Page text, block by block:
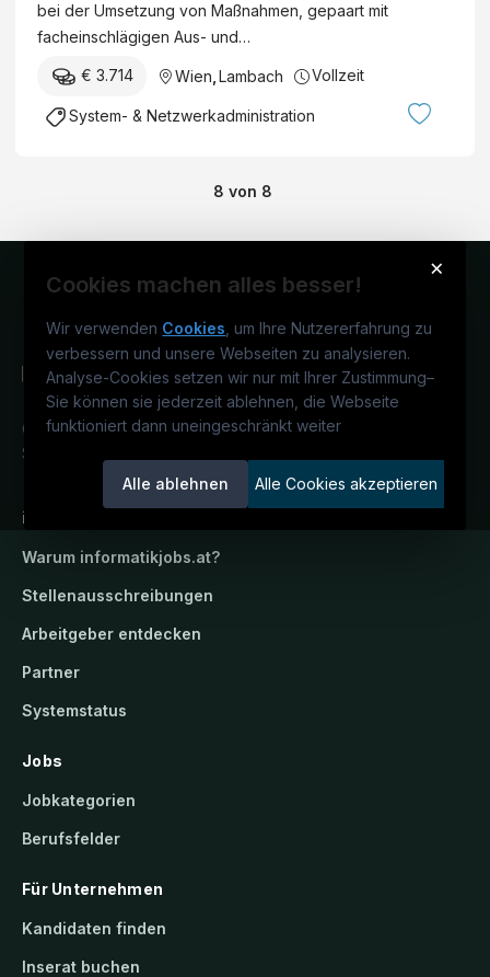
bei der Umsetzung von Maßnahmen, gepaart mit
facheinschlägigen Aus- und…
€ 3.714 Wien Lambach Vollzeit
System- & Netzwerkadministration
8 von 8
×
Cookies machen alles besser!
Wir verwenden Cookies , um Ihre Nutzererfahrung zu
verbessern und unsere Webseiten zu analysieren.
Analyse-Cookies setzen wir nur mit Ihrer Zustimmung–
Sie können sie jederzeit ablehnen, die Webseite
funktioniert dann uneingeschränkt weiter
Alle ablehnen Alle Cookies akzeptieren
Österreichs IT-Karriereportal.Ein
Service der candidatis GmbH.
informatikjobs.at
Warum informatikjobs.at?
Stellenausschreibungen
Arbeitgeber entdecken
Partner
Systemstatus
Jobs
Jobkategorien
Berufsfelder
Für Unternehmen
Kandidaten finden
Inserat buchen